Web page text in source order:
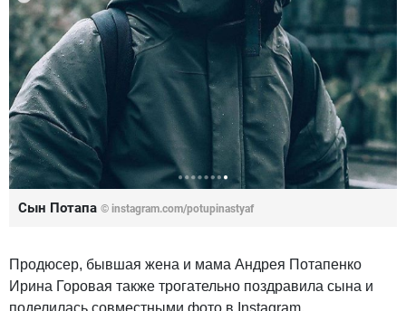
Сын Потапа © instagram.com/potupinastyaf
Продюсер, бывшая жена и мама Андрея Потапенко
Ирина Горовая также трогательно поздравила сына и
поделилась совместными фото в Instagram.